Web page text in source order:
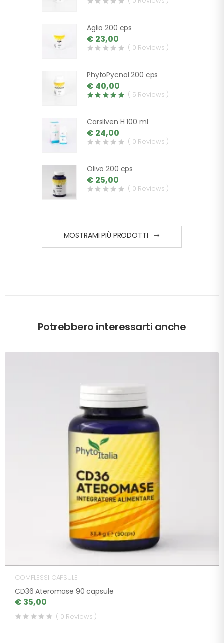
Aglio 200 cps
€ 23,00
( 0 Reviews )
PhytoPycnol 200 cps
€ 40,00
( 5 Reviews )
Carsilven H 100 ml
€ 24,00
( 0 Reviews )
Olivo 200 cps
€ 25,00
( 0 Reviews )
MOSTRAMI PIÙ PRODOTTI
Potrebbero interessarti anche
COMPLESSI CAPSULE
CD36 Ateromase 90 capsule
€ 35,00
( 0 Reviews )